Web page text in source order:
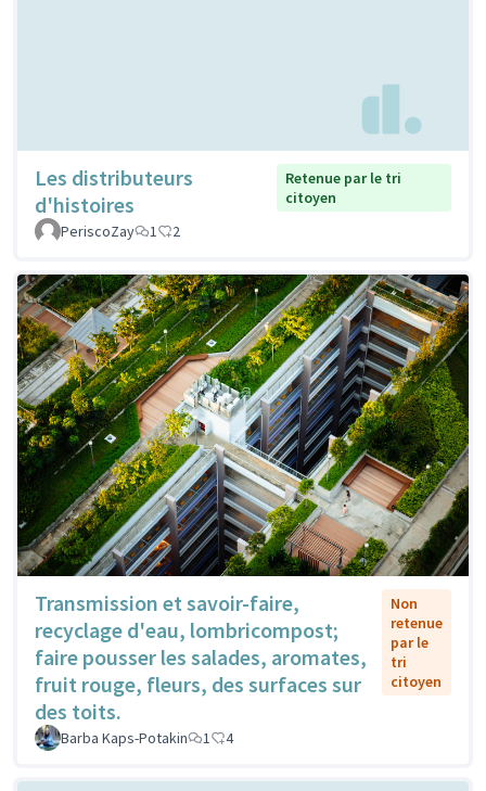
Les distributeurs
d'histoires
Retenue par le tri
citoyen
PeriscoZay
1 2
Transmission et savoir-faire,
recyclage d'eau, lombricompost;
faire pousser les salades, aromates,
fruit rouge, fleurs, des surfaces sur
des toits.
Non
retenue
par le
tri
citoyen
Barba Kaps-Potakin 1 4